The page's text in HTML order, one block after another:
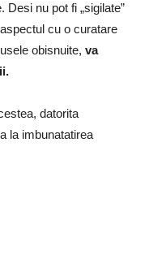
Desi nu pot fi „sigilate”
cu o curatare
obisnuite, va
datorita
la imbunatatirea